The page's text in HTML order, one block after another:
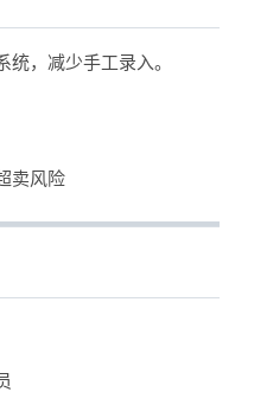
，减少手工录入。
卖风险